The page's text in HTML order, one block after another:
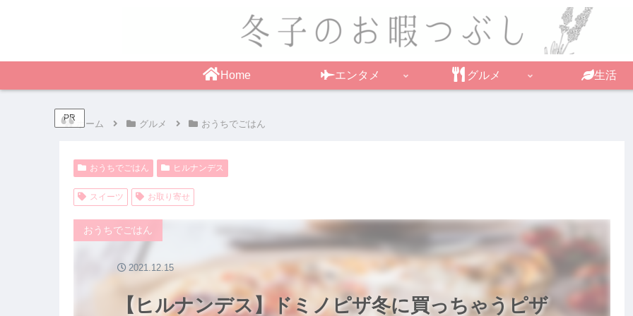
Home エンタメ グルメ 生活
PR
ホーム グルメ おうちでごはん
おうちでごはん ヒルナンデス
スイーツ お取り寄せ
【ヒルナンデス】ドミノピザ冬に買っちゃうピザ
おうちでごはん
2021.12.15